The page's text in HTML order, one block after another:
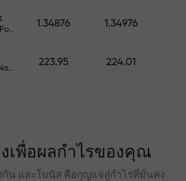
Great Britain Pound vs US Dollar
1.34876 1.34976
NVIDIA Corp Nasdaq Stock Exchange (Nasdaq) USD
223.95 224.01
เพื่อผลกำไรของคุณ
กัน และโบนัส คือกุญแจสู่กำไรที่มั่นคง